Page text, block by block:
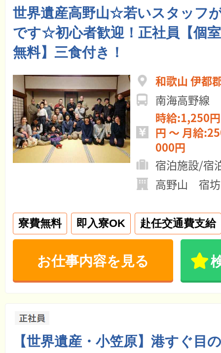
世界遺産高野山☆若いスタッフ
です☆初心者歓迎！正社員【個
無料】三食付き！
和歌山 伊都
南海高野線
時給:1,250円 ～ 日給
円 ～ 月給:250,000円 ～ 270,
000円
宿泊施設/宿
高野山 宿
寮費無料 即入寮OK 赴任交通費支給
お仕事内容を見る
【世界遺産・小笠原】港すぐ目